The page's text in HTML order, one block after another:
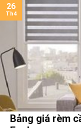
Bảng giá rèm
26
Th4